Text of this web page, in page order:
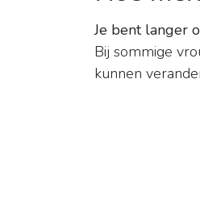
Je bent langer
Bij sommige
kunnen